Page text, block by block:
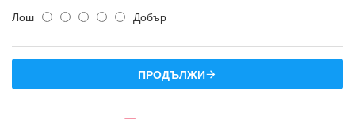
Лош Добър
ПРОДЪЛЖИ